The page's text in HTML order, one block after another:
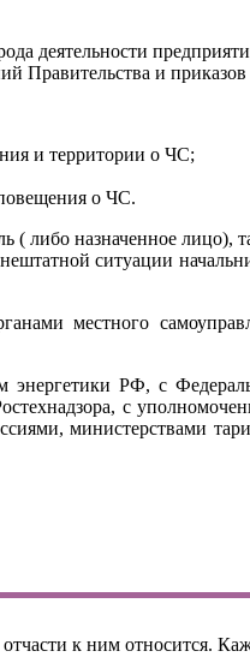
деятельности
Правительства и
и территории о ЧС;
о ЧС.
( либо назначенное лицо),
ситуации
местного
энергетики РФ, с
с
министерствами
к ним относится.